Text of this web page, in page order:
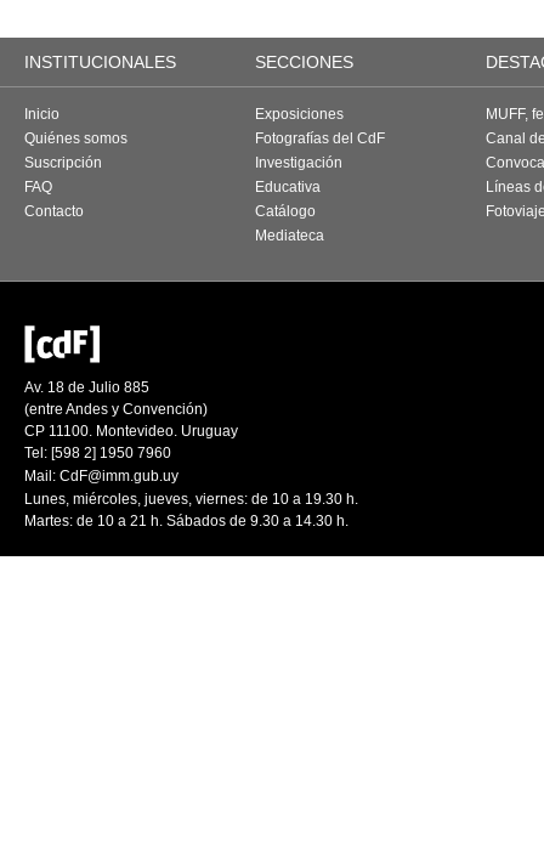
INSTITUCIONALES SECCIONES
Inicio
Quiénes somos
Suscripción
FAQ
Contacto
Exposiciones
Fotografías del CdF
Investigación
Educativa
Catálogo
Mediateca
MUFF,
Canal
Líneas
Av. 18 de Julio 885
(entre Andes y Convención)
CP 11100. Montevideo. Uruguay
Tel: [598 2] 1950 7960
Mail: CdF@imm.gub.uy
Lunes, miércoles, jueves, viernes: de 10 a 19.30 h.
Martes: de 10 a 21 h. Sábados de 9.30 a 14.30 h.